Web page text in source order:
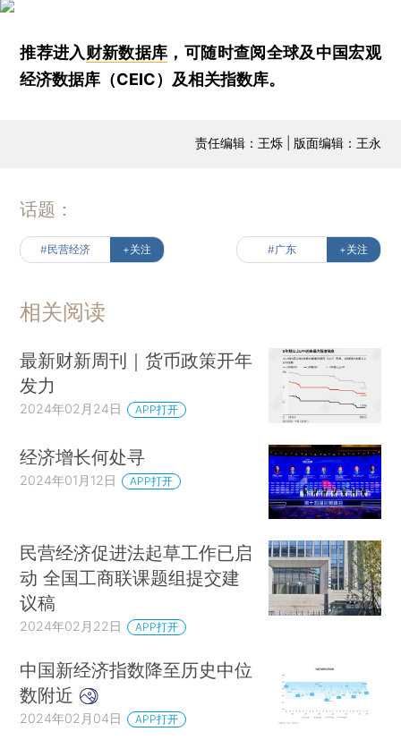
推荐进入财新数据库 ，可随时查阅全球及中国宏观
经济数据库（CEIC）及相关指数库。
责任编辑：王烁 | 版面编辑：王永
话题：
#民营经济 +关注 #广东 +关注
相关阅读
最新财新周刊｜货币政策开年
发力
2024年02月24日 APP打开
经济增长何处寻
2024年01月12日 APP打开
民营经济促进法起草工作已启
动 全国工商联课题组提交建
议稿
2024年02月22日 APP打开
中国新经济指数降至历史中位
数附近
2024年02月04日 APP打开